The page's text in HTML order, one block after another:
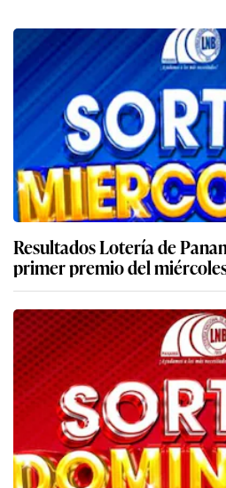
Resultados Lotería de
primer premio del